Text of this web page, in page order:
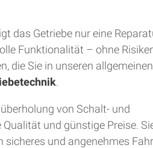
das Getriebe nur eine
Funktionalität – ohne
die Sie in unseren allgemeinen
.
von Schalt- und
und günstige Preise.
sicheres und angenehmes